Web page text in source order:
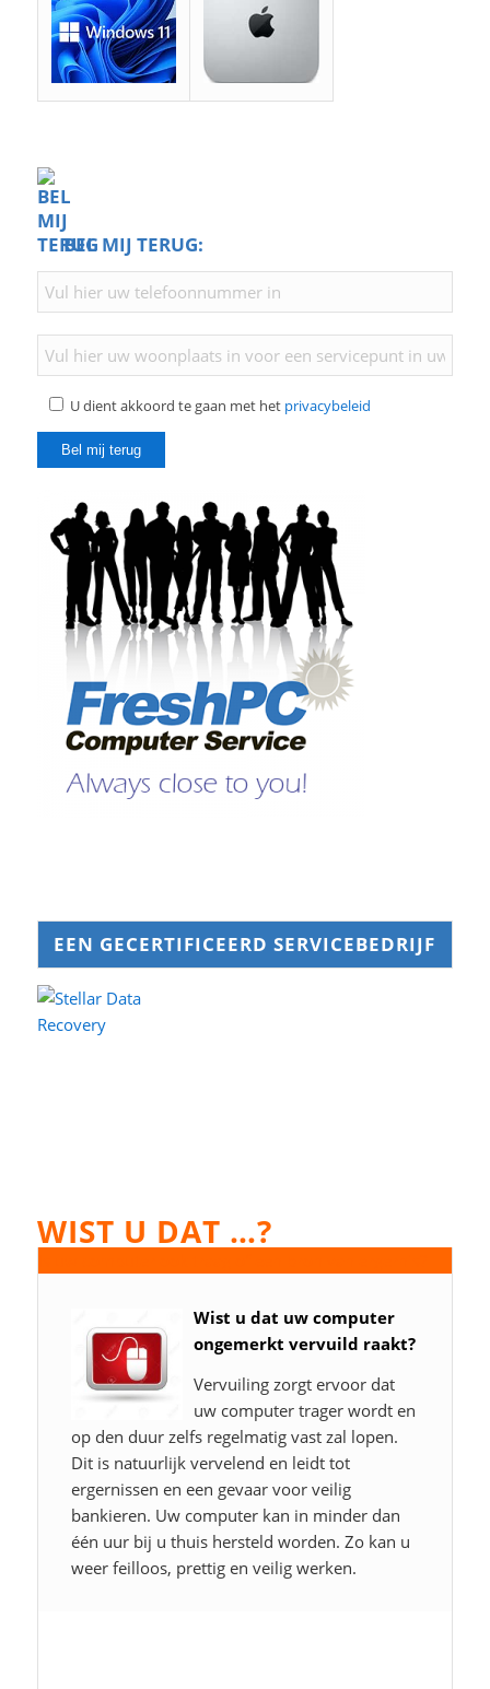
BEL MIJ TERUG:
U dient akkoord te gaan met het privacybeleid
EEN GECERTIFICEERD SERVICEBEDRIJF
WIST U DAT …?
Wist u dat uw computer
ongemerkt vervuild raakt?
Vervuiling zorgt ervoor dat
uw computer trager wordt en
op den duur zelfs regelmatig vast zal lopen.
Dit is natuurlijk vervelend en leidt tot
ergernissen en een gevaar voor veilig
bankieren. Uw computer kan in minder dan
één uur bij u thuis hersteld worden. Zo kan u
weer feilloos, prettig en veilig werken.